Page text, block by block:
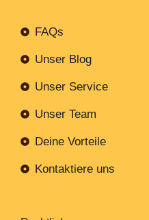
FAQs
Unser Blog
Unser Service
Unser Team
Deine Vorteile
Kontaktiere uns